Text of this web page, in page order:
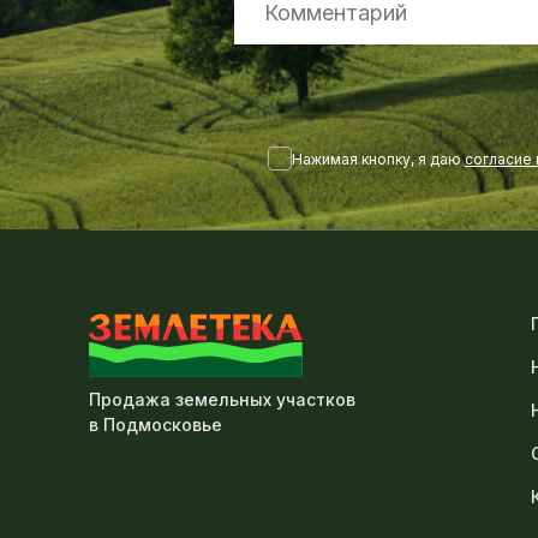
Нажимая кнопку, я даю
Продажа земельных участков
в Подмосковье